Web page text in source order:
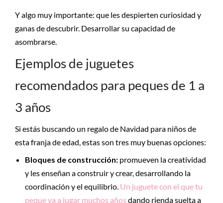
Y algo muy importante: que les despierten curiosidad y
ganas de descubrir. Desarrollar su capacidad de
asombrarse.
Ejemplos de juguetes
recomendados para peques de 1 a
3 años
Si estás buscando un regalo de Navidad para niños de
esta franja de edad, estas son tres muy buenas opciones:
Bloques de construcción: promueven la creatividad
y les enseñan a construir y crear, desarrollando la
coordinación y el equilibrio. Un juguete con el que tu
peque va a jugar muchos años dando rienda suelta a